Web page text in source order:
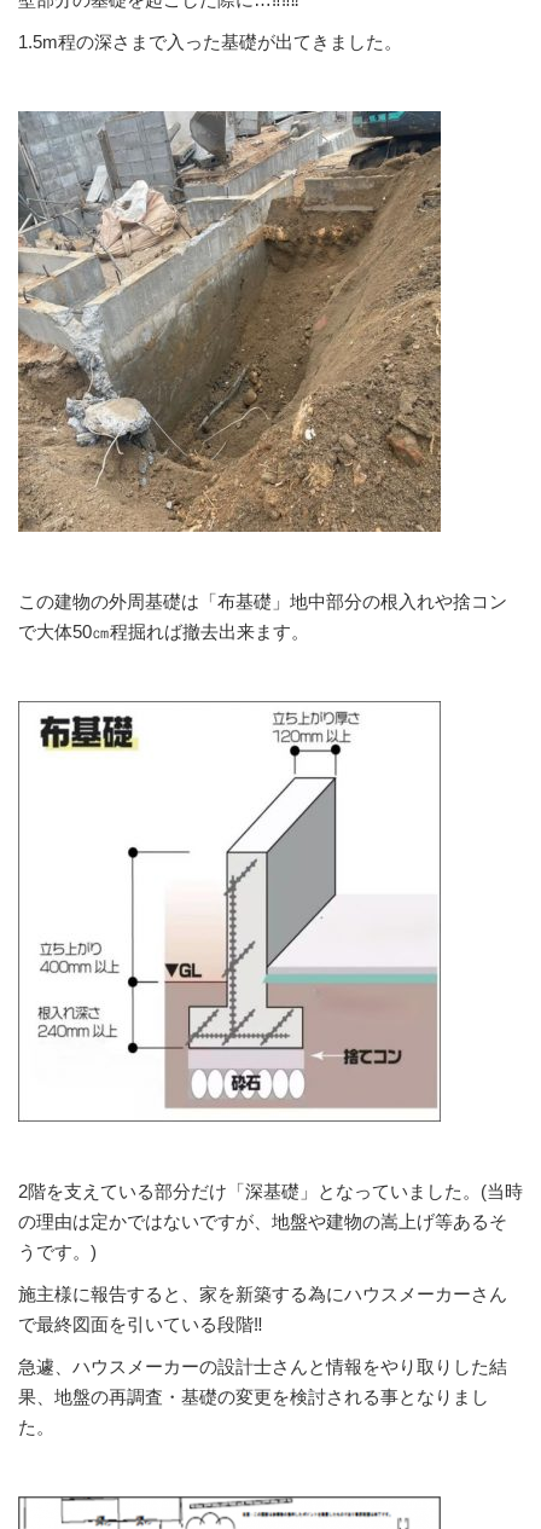
1.5m程の深さまで入った基礎が出てきました。
この建物の外周基礎は「布基礎」地中部分の根入れや捨コン
で大体50㎝程掘れば撤去出来ます。
2階を支えている部分だけ「深基礎」となっていました。(当時
の理由は定かではないですが、地盤や建物の嵩上げ等あるそ
うです。)
施主様に報告すると、家を新築する為にハウスメーカーさん
で最終図面を引いている段階‼
急遽、ハウスメーカーの設計士さんと情報をやり取りした結
果、地盤の再調査・基礎の変更を検討される事となりまし
た。